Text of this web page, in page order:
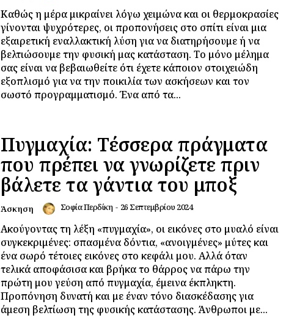
Καθώς η μέρα μικραίνει λόγω χειμώνα και οι θερμοκρασίες
γίνονται ψυχρότερες, οι προπονήσεις στο σπίτι είναι μια
εξαιρετική εναλλακτική λύση για να διατηρήσουμε ή να
βελτιώσουμε την φυσική μας κατάσταση. Το μόνο μέλημα
σας είναι να βεβαιωθείτε ότι έχετε κάποιον στοιχειώδη
εξοπλισμό για να την ποικιλία των ασκήσεων και τον
σωστό προγραμματισμό. Ένα από τα...
Πυγμαχία: Τέσσερα πράγματα
που πρέπει να γνωρίζετε πριν
βάλετε τα γάντια του μποξ
Άσκηση Σοφία Περδίκη - 26 Σεπτεμβρίου 2024
Ακούγοντας τη λέξη «πυγμαχία», οι εικόνες στο μυαλό είναι
συγκεκριμένες: σπασμένα δόντια, «ανοιγμένες» μύτες και
ένα σωρό τέτοιες εικόνες στο κεφάλι μου. Αλλά όταν
τελικά αποφάσισα και βρήκα το θάρρος να πάρω την
πρώτη μου γεύση από πυγμαχία, έμεινα έκπληκτη.
Προπόνηση δυνατή και με έναν τόνο διασκέδασης για
άμεση βελτίωση της φυσικής κατάστασης. Άνθρωποι με...